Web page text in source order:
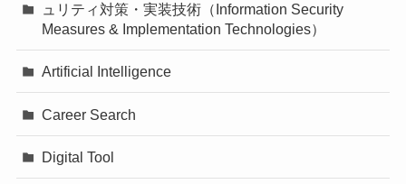
ュリティ対策・実装技術（Information Security
Measures & Implementation Technologies）
Artificial Intelligence
Career Search
Digital Tool